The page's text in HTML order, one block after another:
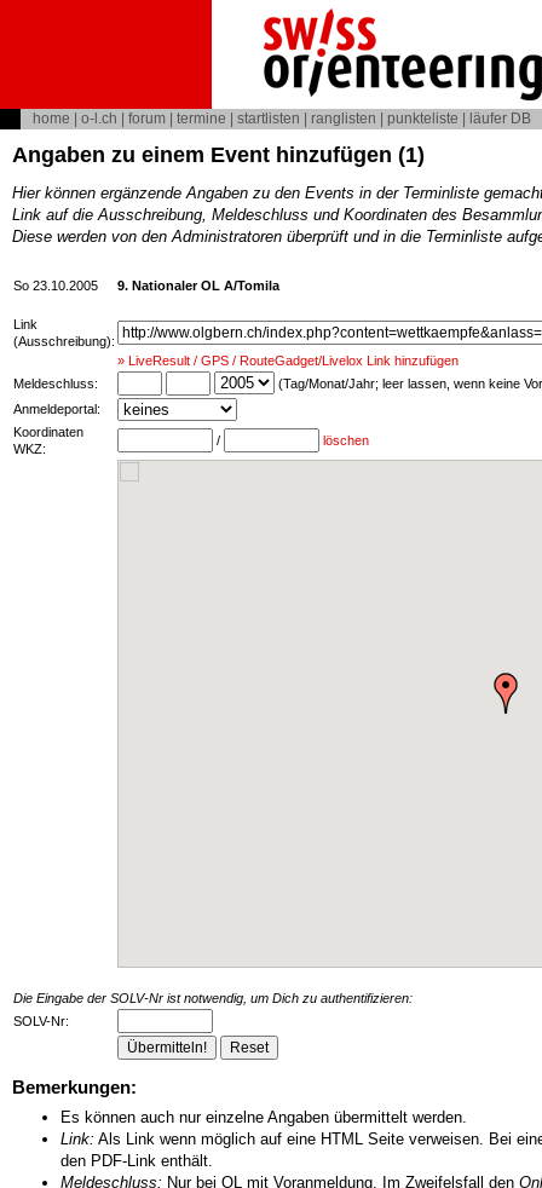
home o-l.ch forum termine startlisten ranglisten punkteliste läufer DB
Angaben zu einem Event hinzufügen (1)
Hier können ergänzende Angaben zu den Events in der Terminliste
Link auf die Ausschreibung, Meldeschluss und Koordinaten des
Diese werden von den Administratoren überprüft und in die Terminliste
So 23.10.2005 9. Nationaler OL A/Tomila
Link
(Ausschreibung):
» LiveResult / GPS / RouteGadget/Livelox Link hinzufügen
Meldeschluss:
(Tag/Monat/Jahr; leer lassen, wenn keine
Anmeldeportal:
Koordinaten
WKZ:
/ löschen
Die Eingabe der SOLV-Nr ist notwendig, um Dich zu authentifizieren:
SOLV-Nr:
Bemerkungen:
Es können auch nur einzelne Angaben übermittelt werden.
Link: Als Link wenn möglich auf eine HTML Seite verweisen. Bei
den PDF-Link enthält.
Meldeschluss: Nur bei OL mit Voranmeldung. Im Zweifelsfall den